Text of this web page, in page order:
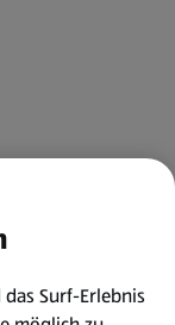
Surf-Erlebnis